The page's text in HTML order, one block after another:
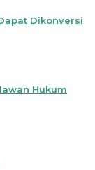
Dikonversi
Hukum